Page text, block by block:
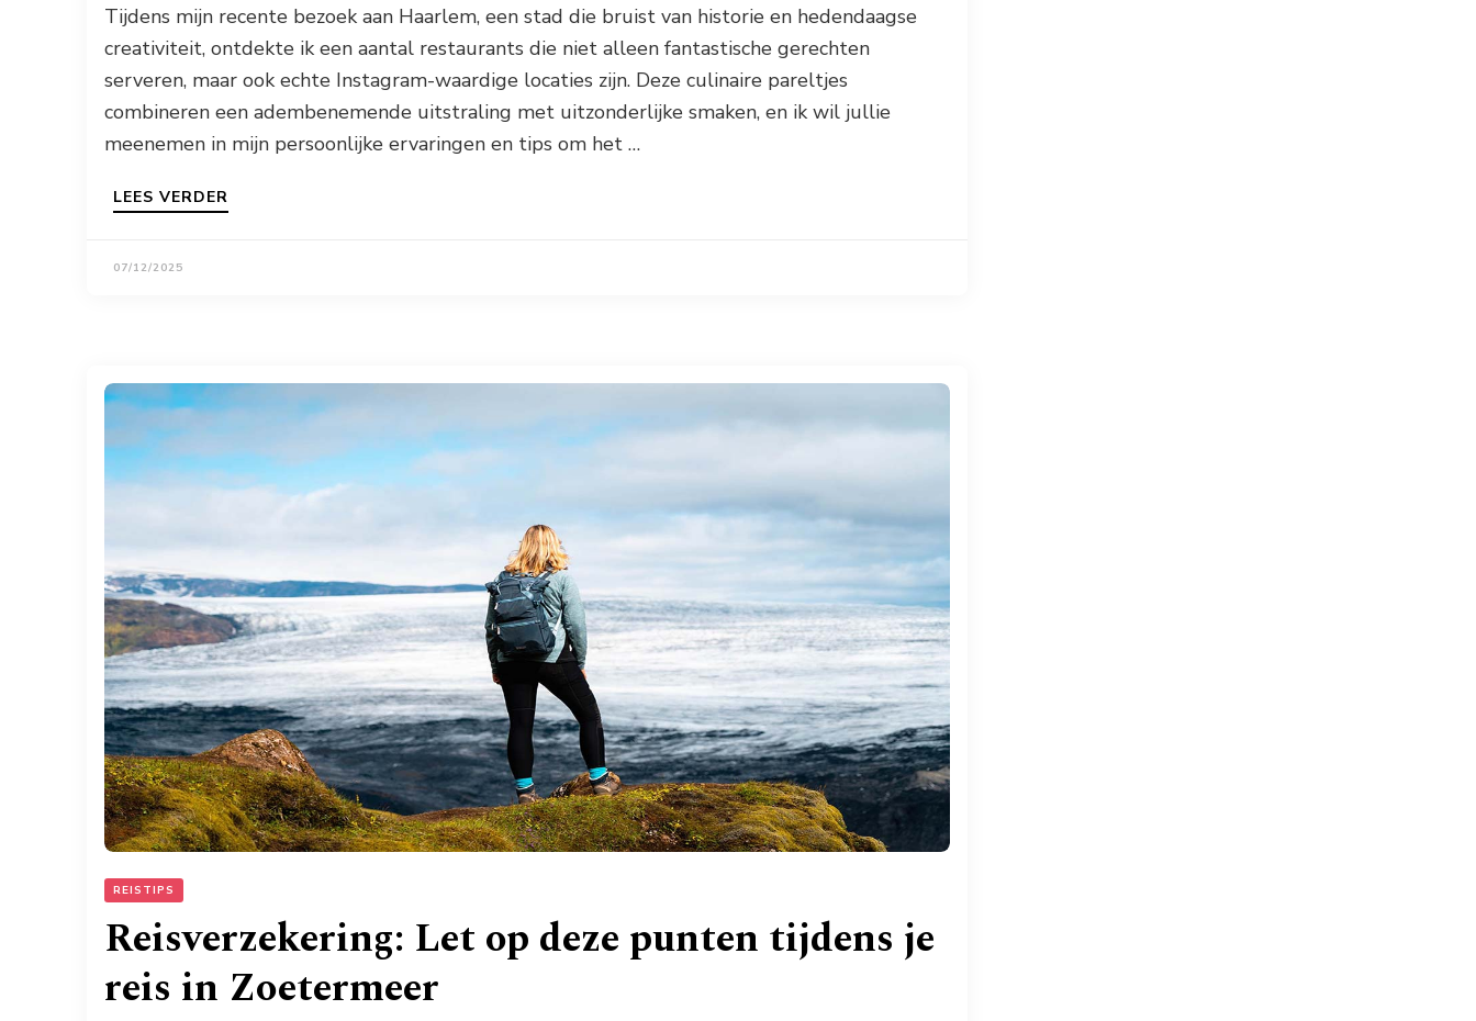
Tijdens mijn recente bezoek aan Haarlem, een stad die bruist van historie en hedendaagse
creativiteit, ontdekte ik een aantal restaurants die niet alleen fantastische gerechten
serveren, maar ook echte Instagram-waardige locaties zijn. Deze culinaire pareltjes
combineren een adembenemende uitstraling met uitzonderlijke smaken, en ik wil jullie
meenemen in mijn persoonlijke ervaringen en tips om het …
LEES VERDER
07/12/2025
REISTIPS
Reisverzekering: Let op deze punten tijdens je
reis in Zoetermeer